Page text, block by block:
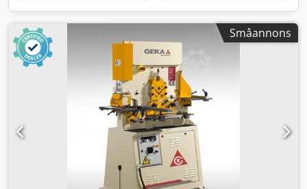
Småannons